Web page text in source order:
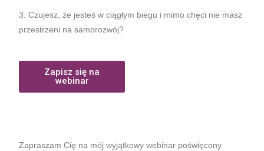
3. Czujesz, że jesteś w ciągłym biegu i mimo chęci nie masz
przestrzeni na samorozwój?
Zapisz się na
webinar
Zapraszam Cię na mój wyjątkowy webinar poświęcony